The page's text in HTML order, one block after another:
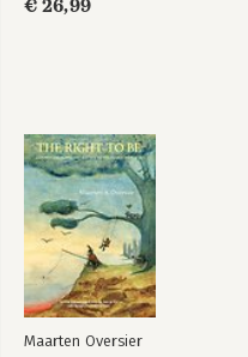
€ 26,99
Maarten Oversier